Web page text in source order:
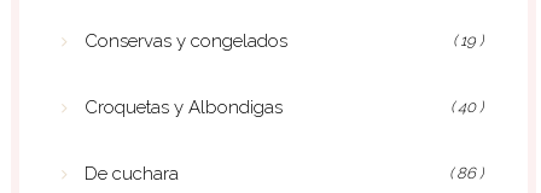
Conservas y congelados ( 19 )
Croquetas y Albondigas ( 40 )
De cuchara ( 86 )